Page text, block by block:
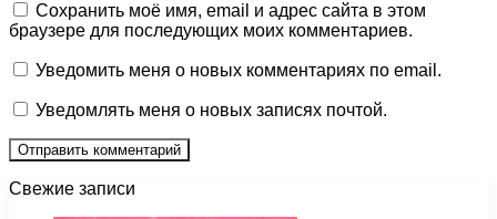
Сохранить моё имя, email и адрес сайта в этом
браузере для последующих моих комментариев.
Уведомить меня о новых комментариях по email.
Уведомлять меня о новых записях почтой.
Свежие записи